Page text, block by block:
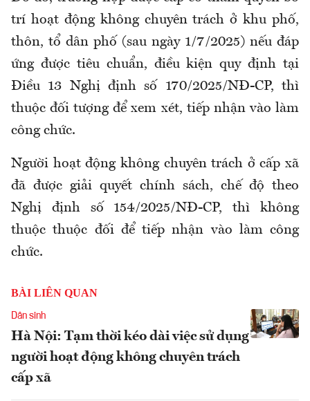
trí hoạt động không chuyên trách ở khu phố,
thôn, tổ dân phố (sau ngày 1/7/2025) nếu đáp
ứng được tiêu chuẩn, điều kiện quy định tại
Điều 13 Nghị định số 170/2025/NĐ-CP, thì
thuộc đối tượng để xem xét, tiếp nhận vào làm
công chức.
Người hoạt động không chuyên trách ở cấp xã
đã được giải quyết chính sách, chế độ theo
Nghị định số 154/2025/NĐ-CP, thì không
thuộc thuộc đối để tiếp nhận vào làm công
chức.
BÀI LIÊN QUAN
Dân sinh
Hà Nội: Tạm thời kéo dài việc sử dụng
người hoạt động không chuyên trách
cấp xã